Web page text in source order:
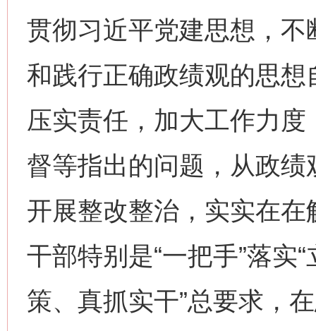
贯彻习近平党建思想，
和践行正确政绩观的思
压实责任，加大工作力
督等指出的问题，从政
开展整改整治，实实在
干部特别是“一把手”落实
策、真抓实干”总要求，